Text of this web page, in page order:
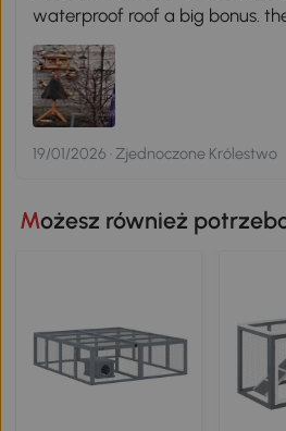
waterproof roof a big bonus.
love it. photo includes my squrrel deterrant on
the table.
19/01/2026 · Zjednoczone Królestwo
Możesz również